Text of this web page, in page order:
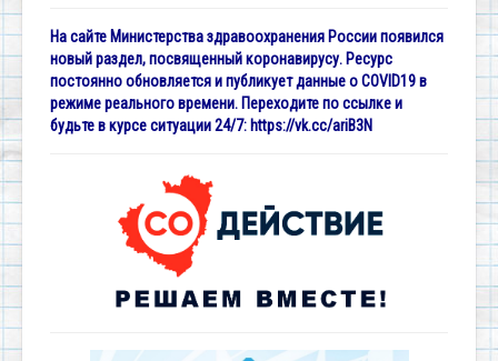
На сайте Министерства здравоохранения России появился
новый раздел, посвященный коронавирусу. Ресурс
постоянно обновляется и публикует данные о COVID19 в
режиме реального времени. Переходите по ссылке и
будьте в курсе ситуации 24/7: https://vk.cc/ariB3N